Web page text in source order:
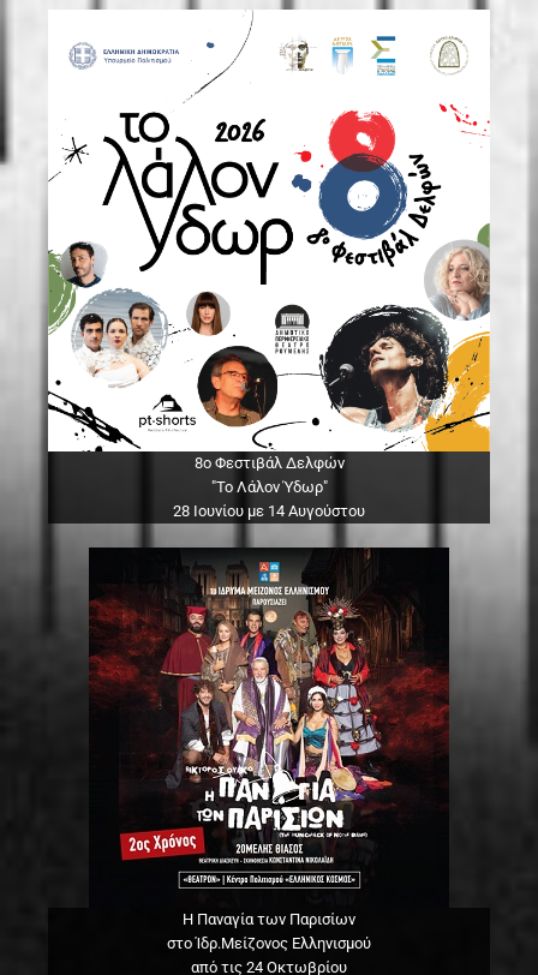
8ο Φεστιβάλ Δελφών
"Το Λάλον Ύδωρ"
28 Ιουνίου με 14 Αυγούστου
Η Παναγία των Παρισίων
στο Ίδρ.Μείζονος Ελληνισμού
από τις 24 Οκτωβρίου